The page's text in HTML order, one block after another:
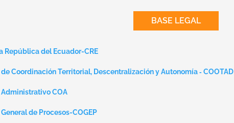
BASE LEGAL
República del Ecuador-CRE
Coordinación Territorial, Descentralización y Autonomía ‐ COOTAD
COA
de Procesos-COGEP